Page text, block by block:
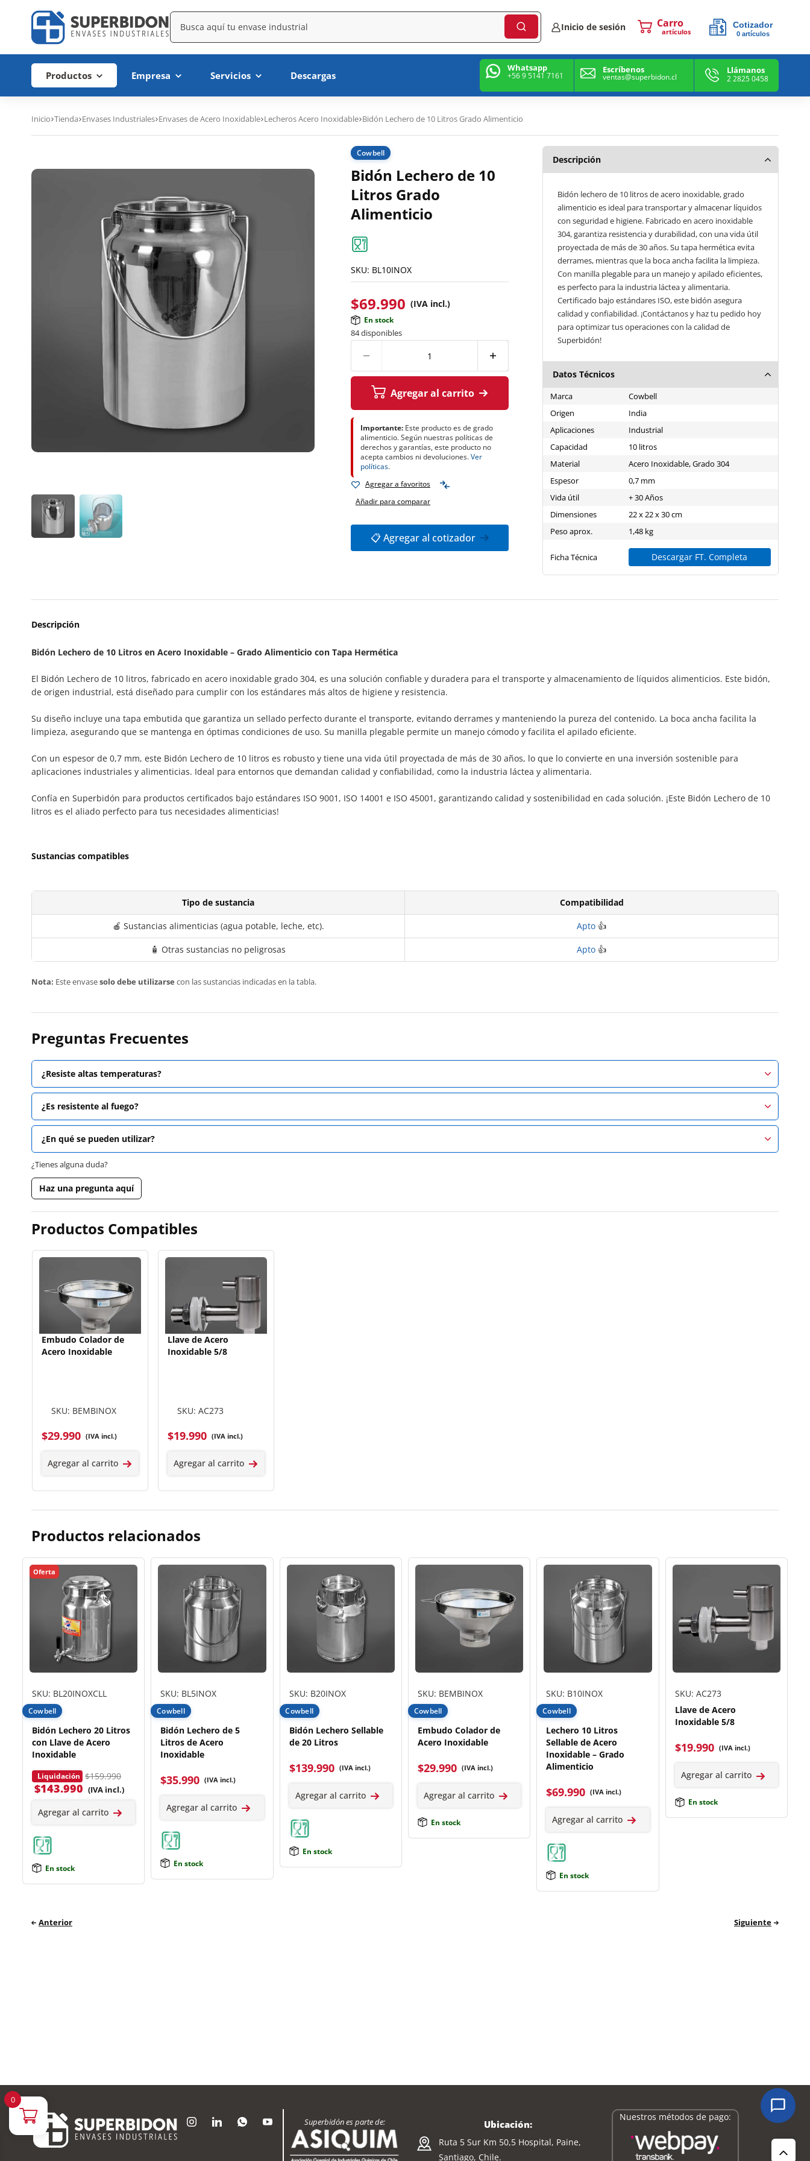
Inicio de sesión artículos
Cotizador
0artículos
Productos Empresa Servicios Descargas
Whatsapp
+56 9 5141 7161
Escríbenos
ventas@superbidon.cl
Llámanos
2 2825 0458
Inicio Tienda Envases Industriales Envases de Acero Inoxidable Lecheros Acero Inoxidable Bidón Lechero de 10 Litros Grado Alimenticio
Cowbell
Bidón Lechero de 10
Litros Grado
Alimenticio
SKU: BL10INOX
$69.990 (IVA incl.)
En stock
84 disponibles
Agregar al carrito
Importante: Este producto es de grado
alimenticio. Según nuestras políticas de
derechos y garantías, este producto no
acepta cambios ni devoluciones.Ver
políticas.
Agregar a favoritos
Añadir para comparar
📋 Agregar al cotizador
Descripción
Bidón lechero de 10 litros de acero inoxidable, grado
alimenticio es ideal para transportar y almacenar líquidos
con seguridad e higiene. Fabricado en acero inoxidable
304, garantiza resistencia y durabilidad, con una vida útil
proyectada de más de 30 años. Su tapa hermética evita
derrames, mientras que la boca ancha facilita la limpieza.
Con manilla plegable para un manejo y apilado eficientes,
es perfecto para la industria láctea y alimentaria.
Certificado bajo estándares ISO, este bidón asegura
calidad y confiabilidad. ¡Contáctanos y haz tu pedido hoy
para optimizar tus operaciones con la calidad de
Superbidón!
Datos Técnicos
Marca
Cowbell
Origen
India
Aplicaciones
Industrial
Capacidad
10 litros
Material
Acero Inoxidable, Grado 304
Espesor
0,7 mm
Vida útil
+ 30 Años
Dimensiones
22 x 22 x 30 cm
Peso aprox.
1,48 kg
Ficha Técnica Descargar FT. Completa
Descripción
Bidón Lechero de 10 Litros en Acero Inoxidable – Grado Alimenticio con Tapa Hermética
El Bidón Lechero de 10 litros, fabricado en acero inoxidable grado 304, es una solución confiable y duradera para el transporte y almacenamiento de líquidos alimenticios. Este bidón,
de origen industrial, está diseñado para cumplir con los estándares más altos de higiene y resistencia.
Su diseño incluye una tapa embutida que garantiza un sellado perfecto durante el transporte, evitando derrames y manteniendo la pureza del contenido. La boca ancha facilita la
limpieza, asegurando que se mantenga en óptimas condiciones de uso. Su manilla plegable permite un manejo cómodo y facilita el apilado eficiente.
Con un espesor de 0,7 mm, este Bidón Lechero de 10 litros es robusto y tiene una vida útil proyectada de más de 30 años, lo que lo convierte en una inversión sostenible para
aplicaciones industriales y alimenticias. Ideal para entornos que demandan calidad y confiabilidad, como la industria láctea y alimentaria.
Confía en Superbidón para productos certificados bajo estándares ISO 9001, ISO 14001 e ISO 45001, garantizando calidad y sostenibilidad en cada solución. ¡Este Bidón Lechero de 10
litros es el aliado perfecto para tus necesidades alimenticias!
Sustancias compatibles
Tipo de sustancia Compatibilidad
🍎 Sustancias alimenticias (agua potable, leche, etc). Apto 👍
🧴 Otras sustancias no peligrosas Apto 👍
Nota: Este envasesolo debe utilizarse con las sustancias indicadas en la tabla.
Preguntas Frecuentes
¿Resiste altas temperaturas?
¿Es resistente al fuego?
¿En qué se pueden utilizar?
¿Tienes alguna duda?
Haz una pregunta aquí
Productos Compatibles
Embudo Colador de
Acero Inoxidable
SKU: BEMBINOX
$29.990 (IVA incl.)
Agregar al carrito
Llave de Acero
Inoxidable 5/8
SKU: AC273
$19.990 (IVA incl.)
Agregar al carrito
Productos relacionados
Oferta
SKU: BL20INOXCLL
Cowbell
Bidón Lechero 20 Litros
con Llave de Acero
Inoxidable
Liquidación $159.990
$143.990 (IVA incl.)
Agregar al carrito
En stock
SKU: BL5INOX
Cowbell
Bidón Lechero de 5
Litros de Acero
Inoxidable
$35.990 (IVA incl.)
Agregar al carrito
En stock
SKU: B20INOX
Cowbell
Bidón Lechero Sellable
de 20 Litros
$139.990 (IVA incl.)
Agregar al carrito
En stock
SKU: BEMBINOX
Cowbell
Embudo Colador de
Acero Inoxidable
$29.990 (IVA incl.)
Agregar al carrito
En stock
SKU: B10INOX
Cowbell
Lechero 10 Litros
Sellable de Acero
Inoxidable – Grado
Alimenticio
$69.990 (IVA incl.)
Agregar al carrito
En stock
SKU: AC273
Llave de Acero
Inoxidable 5/8
$19.990 (IVA incl.)
Agregar al carrito
En stock
Anterior Siguiente
Superbidón es parte de: Ubicación:
Ruta 5 Sur Km 50,5 Hospital, Paine,
Santiago, Chile.
Nuestros métodos de pago:
0